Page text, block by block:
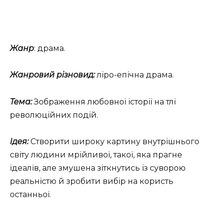
Жанр: драма.
Жанровий різновид:ліро-епічна драма.
Тема:Зображення любовної історії на тлі
революційних подій.
Ідея:Створити широку картину внутрішнього
світу людини мрійливої, такої, яка прагне
ідеалів, але змушена зіткнутись із суворою
реальністю й зробити вибір на користь
останньої.